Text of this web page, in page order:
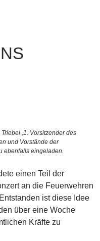
,1. Vorsitzender des
und Vorstände der
ebenfalls eingeladen.
einen Teil der
an die Feuerwehren
ist diese Idee
über eine Woche
Kräfte zu